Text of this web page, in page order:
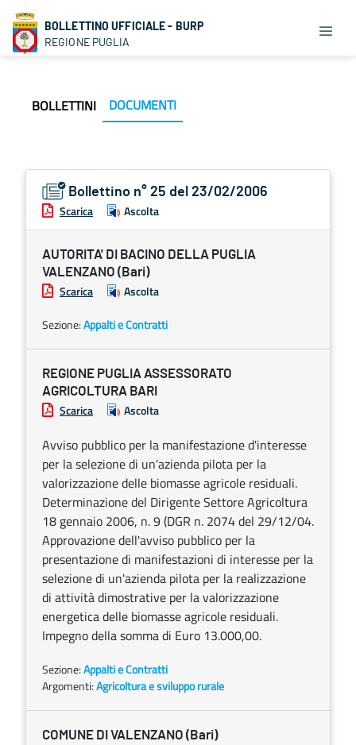
BOLLETTINO UFFICIALE - BURP
REGIONE PUGLIA
BOLLETTINI DOCUMENTI
Bollettino n° 25 del 23/02/2006
Scarica Ascolta
AUTORITA' DI BACINO DELLA PUGLIA
VALENZANO (Bari)
Scarica
Ascolta
Sezione:Appalti e Contratti
REGIONE PUGLIA ASSESSORATO
AGRICOLTURA BARI
Scarica Ascolta
Avviso pubblico per la manifestazione d'interesse
per la selezione di un'azienda pilota per la
valorizzazione delle biomasse agricole residuali.
Determinazione del Dirigente Settore Agricoltura
18 gennaio 2006, n. 9 (DGR n. 2074 del 29/12/04.
Approvazione dell'avviso pubblico per la
presentazione di manifestazioni di interesse per la
selezione di un'azienda pilota per la realizzazione
di attività dimostrative per la valorizzazione
energetica delle biomasse agricole residuali.
Impegno della somma di Euro 13.000,00.
Sezione:Appalti e Contratti
Argomenti:Agricoltura e sviluppo rurale
COMUNE DI VALENZANO (Bari)